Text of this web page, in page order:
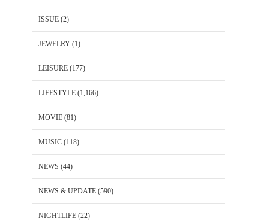
ISSUE (2)
JEWELRY (1)
LEISURE (177)
LIFESTYLE (1,166)
MOVIE (81)
MUSIC (118)
NEWS (44)
NEWS & UPDATE (590)
NIGHTLIFE (22)